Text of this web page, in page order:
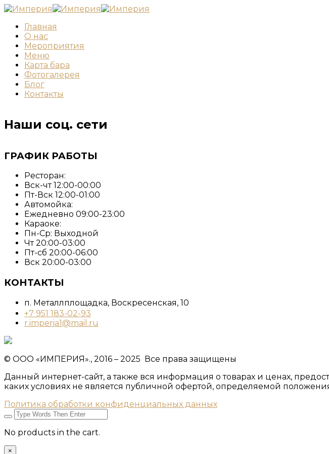
Главная
О нас
Мероприятия
Меню
Карта бара
Фотогалерея
Блог
Контакты
Наши соц. сети
ГРАФИК РАБОТЫ
Ресторан:
Вск-чт 12:00-00:00
Пт-Вск 12:00-01:00
Автомойка:
Ежедневно 09:00-23:00
Караоке:
Пн-Ср: Выходной
Чт 20:00-03:00
Пт-сб 20:00-06:00
Вск 20:00-03:00
КОНТАКТЫ
п. Металлплощадка, ​Воскресенская, 10​
+7 951 183-02-93
r.imperia1@mail.ru
© ООО «ИМПЕРИЯ»., 2016 – 2025 Все права защищены
Данный интернет-сайт, а также вся информация о товарах и ценах,
каких условиях не является публичной офертой, определяемой
Политика обработки конфиденциальных данных
No products in the cart.
×